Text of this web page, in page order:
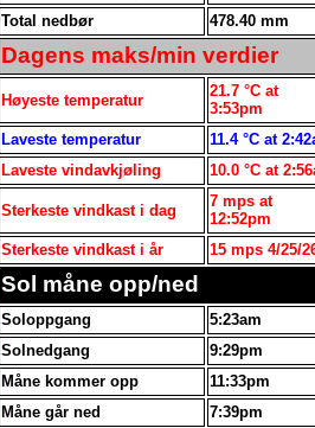
Total nedbør
478.40 mm
Dagens maks/min verdier
Høyeste temperatur
21.7 °C at
3:53pm
Laveste temperatur
11.4 °C at
Laveste vindavkjøling
10.0 °C at
Sterkeste vindkast i dag
7 mps at
12:52pm
Sterkeste vindkast i år
15 mps 4/25/
Sol måne opp/ned
Soloppgang
5:23am
Solnedgang
9:29pm
Måne kommer opp
11:33pm
Måne går ned
7:39pm